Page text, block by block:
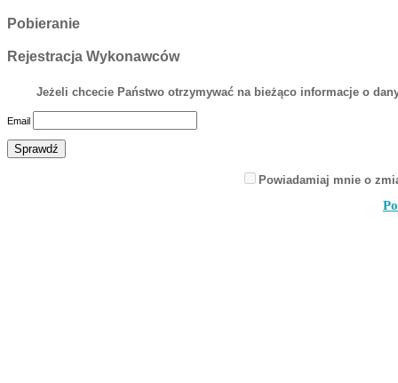
Pobieranie
Rejestracja Wykonawców
Jeżeli chcecie Państwo otrzymywać na bieżąco informacje o
Email
Powiadamiaj mnie o